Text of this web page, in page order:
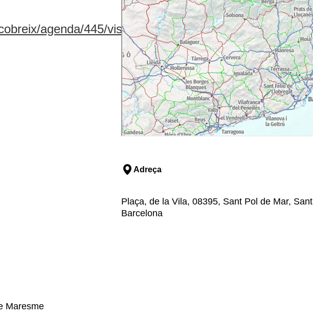
agenda/445/visita-
Adreça
Plaça, de la Vila, 08395, Sant Pol de Mar,
Barcelona
Maresme